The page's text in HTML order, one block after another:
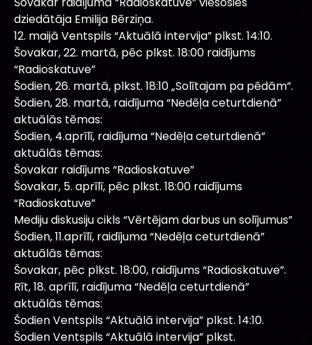
dziedātāja Emilija Bērziņa.
12. maijā Ventspils “Aktuālā intervija” plkst. 14:10.
Šovakar, 22. martā, pēc plkst. 18:00 raidījums
“Radioskatuve”
Šodien, 26. martā, plkst. 18:10 „Solītajam pa pēdām”.
Šodien, 28. martā, raidījuma “Nedēļa ceturtdienā”
aktuālās tēmas:
Šodien, 4.aprīlī, raidījuma “Nedēļa ceturtdienā”
aktuālās tēmas:
Šovakar raidījums “Radioskatuve”
Šovakar, 5. aprīlī, pēc plkst. 18:00 raidījums
“Radioskatuve”
Mediju diskusiju cikls “Vērtējam darbus un solījumus”
Šodien, 11.aprīlī, raidījuma “Nedēļa ceturtdienā”
aktuālās tēmas:
Šovakar, pēc plkst. 18:00, raidījums “Radioskatuve”.
Rīt, 18. aprīlī, raidījuma “Nedēļa ceturtdienā”
aktuālās tēmas:
Šodien Ventspils “Aktuālā intervija” plkst. 14:10.
Šodien Ventspils “Aktuālā intervija” plkst.